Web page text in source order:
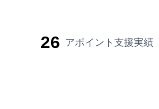
26 アポイント支援実績